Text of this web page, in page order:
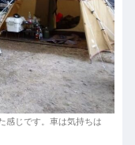
感じです。車は気持ちは